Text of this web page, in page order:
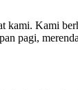
kami. Kami
pagi,